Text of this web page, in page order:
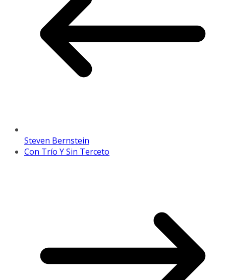
Steven Bernstein
Con Trío Y Sin Terceto